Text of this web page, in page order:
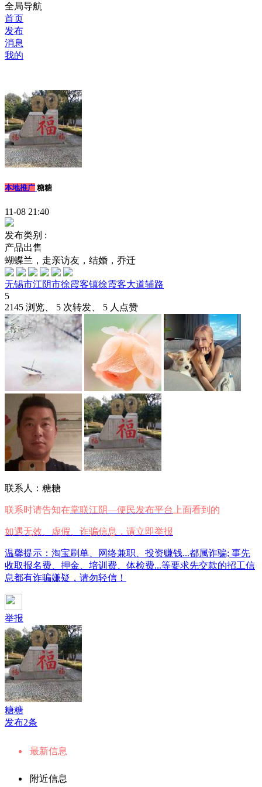
全局导航
首页
发布
消息
我的
本地推广 糖糖
11-08 21:40
发布类别 :
产品出售
蝴蝶兰，走亲访友，结婚，乔迁
无锡市江阴市徐霞客镇徐霞客大道辅路
5
2145 浏览、 5 次转发、 5 人点赞
联系人：糖糖
联系时请告知在掌联江阴—便民发布平台 上面看到的
如遇无效、虚假、诈骗信息，请立即举报
温馨提示：淘宝刷单、网络兼职、投资赚钱...都属诈骗; 事先
收取报名费、押金、培训费、体检费...等要求先交款的招工信
息都有诈骗嫌疑，请勿轻信！
举报
糖糖
发布2条
最新信息
附近信息